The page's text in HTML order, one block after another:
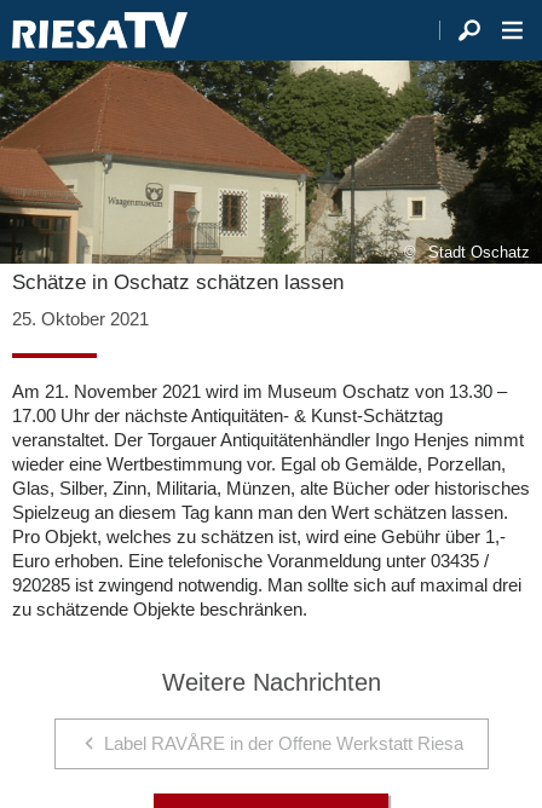
Stadt Oschatz
Schätze in Oschatz schätzen lassen
25. Oktober 2021
Am 21. November 2021 wird im Museum Oschatz von 13.30 –
17.00 Uhr der nächste Antiquitäten- & Kunst-Schätztag
veranstaltet. Der Torgauer Antiquitätenhändler Ingo Henjes nimmt
wieder eine Wertbestimmung vor. Egal ob Gemälde, Porzellan,
Glas, Silber, Zinn, Militaria, Münzen, alte Bücher oder historisches
Spielzeug an diesem Tag kann man den Wert schätzen lassen.
Pro Objekt, welches zu schätzen ist, wird eine Gebühr über 1,-
Euro erhoben. Eine telefonische Voranmeldung unter 03435 /
920285 ist zwingend notwendig. Man sollte sich auf maximal drei
zu schätzende Objekte beschränken.
Weitere Nachrichten
Label RAVÅRE in der Offene Werkstatt Riesa